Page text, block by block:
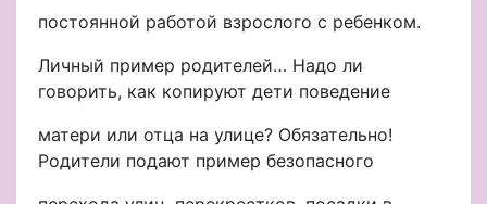
постоянной работой взрослого с ребенком.
Личный пример родителей… Надо ли
говорить, как копируют дети поведение
матери или отца на улице? Обязательно!
Родители подают пример безопасного